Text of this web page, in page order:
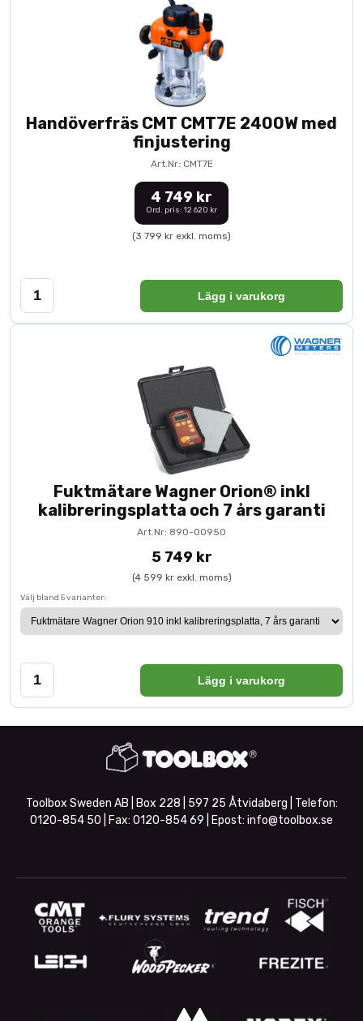
Handöverfräs CMT CMT7E 2400W med
finjustering
Art.Nr: CMT7E
4 749 kr
Ord. pris: 12 620 kr
(3 799 kr exkl. moms)
Lägg i varukorg
Fuktmätare Wagner Orion® inkl
kalibreringsplatta och 7 års garanti
Art.Nr: 890-00950
5 749 kr
(4 599 kr exkl. moms)
Välj bland 5 varianter:
Lägg i varukorg
Toolbox Sweden AB | Box 228 | 597 25 Åtvidaberg | Telefon:
0120-854 50 | Fax: 0120-854 69 | Epost: info@toolbox.se